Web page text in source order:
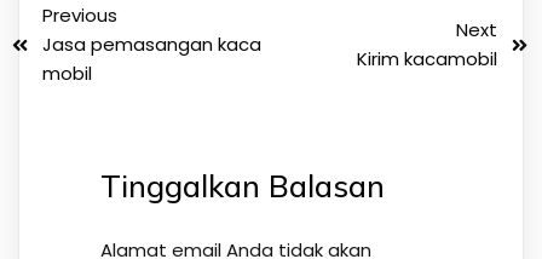
Previous
Jasa pemasangan kaca
mobil
Next
Kirim kacamobil
Tinggalkan Balasan
Alamat email Anda tidak akan